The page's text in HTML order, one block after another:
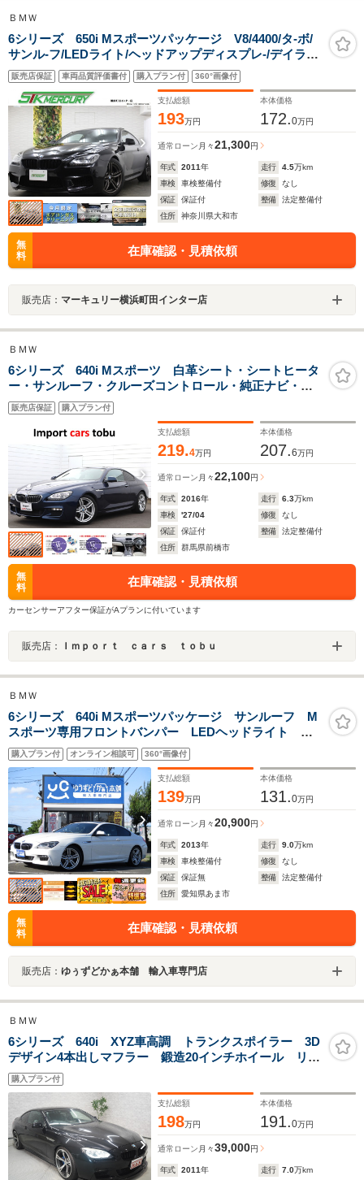
ＢＭＷ
6シリーズ 650i Mスポーツパッケージ V8/4400/タ-ボ/
サンル-フ/LEDライト/ヘッドアップディスプレ-/デイライ
ト/パドルシフト/TV走行可/Bluetooth/禁煙/純ナビ/ミュ-ジ
ックサ-バ/DVD再生/バックカメラ/ハ-フレザ-/シ-トヒ-タ-/
前後ソナ-/ETC/ブラックM
販売店保証 車両品質評価書付 購入プラン付 360°画像付
支払総額
193万円
本体価格
172.0万円
通常ローン 月々21,300円
年式 2011年 走行 4.5万km
車検
車検整備付 修復
なし
保証
保証付 整備
法定整備付
住所
神奈川県大和市
無
料
在庫確認・見積依頼
販売店： マーキュリー横浜町田インター店
ＢＭＷ
6シリーズ 640i Mスポーツ 白革シート・シートヒータ
ー・サンルーフ・クルーズコントロール・純正ナビ・バ
ックカメラ・フルセグ・LEDヘッドライト
販売店保証 購入プラン付
支払総額
219.4万円
本体価格
207.6万円
通常ローン 月々22,100円
年式 2016年 走行 6.3万km
車検
'27/04 修復
なし
保証
保証付 整備
法定整備付
住所
群馬県前橋市
無
料
在庫確認・見積依頼
カーセンサーアフター保証がAプランに付いています
販売店： Ｉｍｐｏｒｔ ｃａｒｓ ｔｏｂｕ
ＢＭＷ
6シリーズ 640i Mスポーツパッケージ サンルーフ M
スポーツ専用フロントバンパー LEDヘッドライト 黒
革シート Mスポーツ専用19インチアルミ 純正HDDナ
ビ Bluetooth 地デジTV スマートキー2個
購入プラン付 オンライン相談可 360°画像付
支払総額
139万円
本体価格
131.0万円
通常ローン 月々20,900円
年式 2013年 走行 9.0万km
車検
車検整備付 修復
なし
保証
保証無 整備
法定整備付
住所
愛知県あま市
無
料
在庫確認・見積依頼
販売店： ゆぅずどかぁ本舗 輸入車専門店
ＢＭＷ
6シリーズ 640i XYZ車高調 トランクスポイラー 3D
デザイン4本出しマフラー 鍛造20インチホイール リア
ディフューザー CPチューニング バブリング 黒革
前シートヒーター・電動シート 純正ナビ Bカメラ
AppleCarPlay ETC
購入プラン付
支払総額
198万円
本体価格
191.0万円
通常ローン 月々39,000円
年式 2011年 走行 7.0万km